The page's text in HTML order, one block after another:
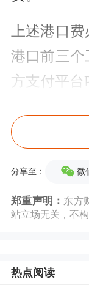
上述港口
港口前三个
方支付平台
系统中完
将面临被
相比此前公
显著的区别
前支付港口
分享至： 微
郑重声明： 东方
站立场无关，不
热点阅读